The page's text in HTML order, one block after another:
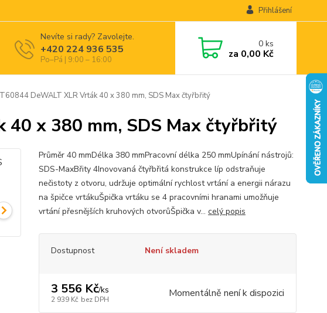
Přihlášení
Nevíte si rady? Zavolejte.
+420 224 936 535
Po–Pá | 9:00 – 16:00
0ks
za 0,00 Kč
DeWALT XLR Vrták 40 x 380 mm, SDS Max čtyřbřitý
40 x 380 mm, SDS Max čtyřbřitý
Průměr 40 mmDélka 380 mmPracovní délka 250 mmUpínání nástrojů:
SDS-MaxBřity 4Inovovaná čtyřbřitá konstrukce líp odstraňuje
nečistoty z otvoru, udržuje optimální rychlost vrtání a energii nárazu
na špičce vrtákuŠpička vrtáku se 4 pracovními hranami umožňuje
vrtání přesnějších kruhových otvorůŠpička v... celý popis
Dostupnost Není skladem
3 556 Kč/ks
2 939 Kč bez DPH Momentálně není k dispozici